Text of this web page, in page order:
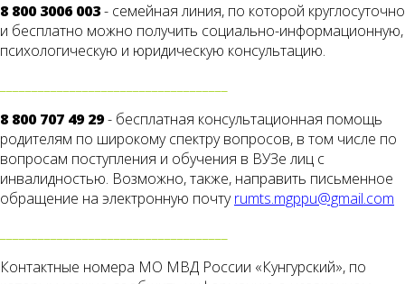
8 800 3006 003- семейная линия, по которой круглосуточно
и бесплатно можно получить социально-информационную,
психологическую и юридическую консультацию.
8 800 707 49 29- бесплатная консультационная помощь
родителям по широкому спектру вопросов, в том числе по
вопросам поступления и обучения в ВУЗе лиц с
инвалидностью. Возможно, также, направить письменное
обращение на электронную почтуrumts.mgppu@gmail.com
Контактные номера МО МВД России «Кунгурский», по